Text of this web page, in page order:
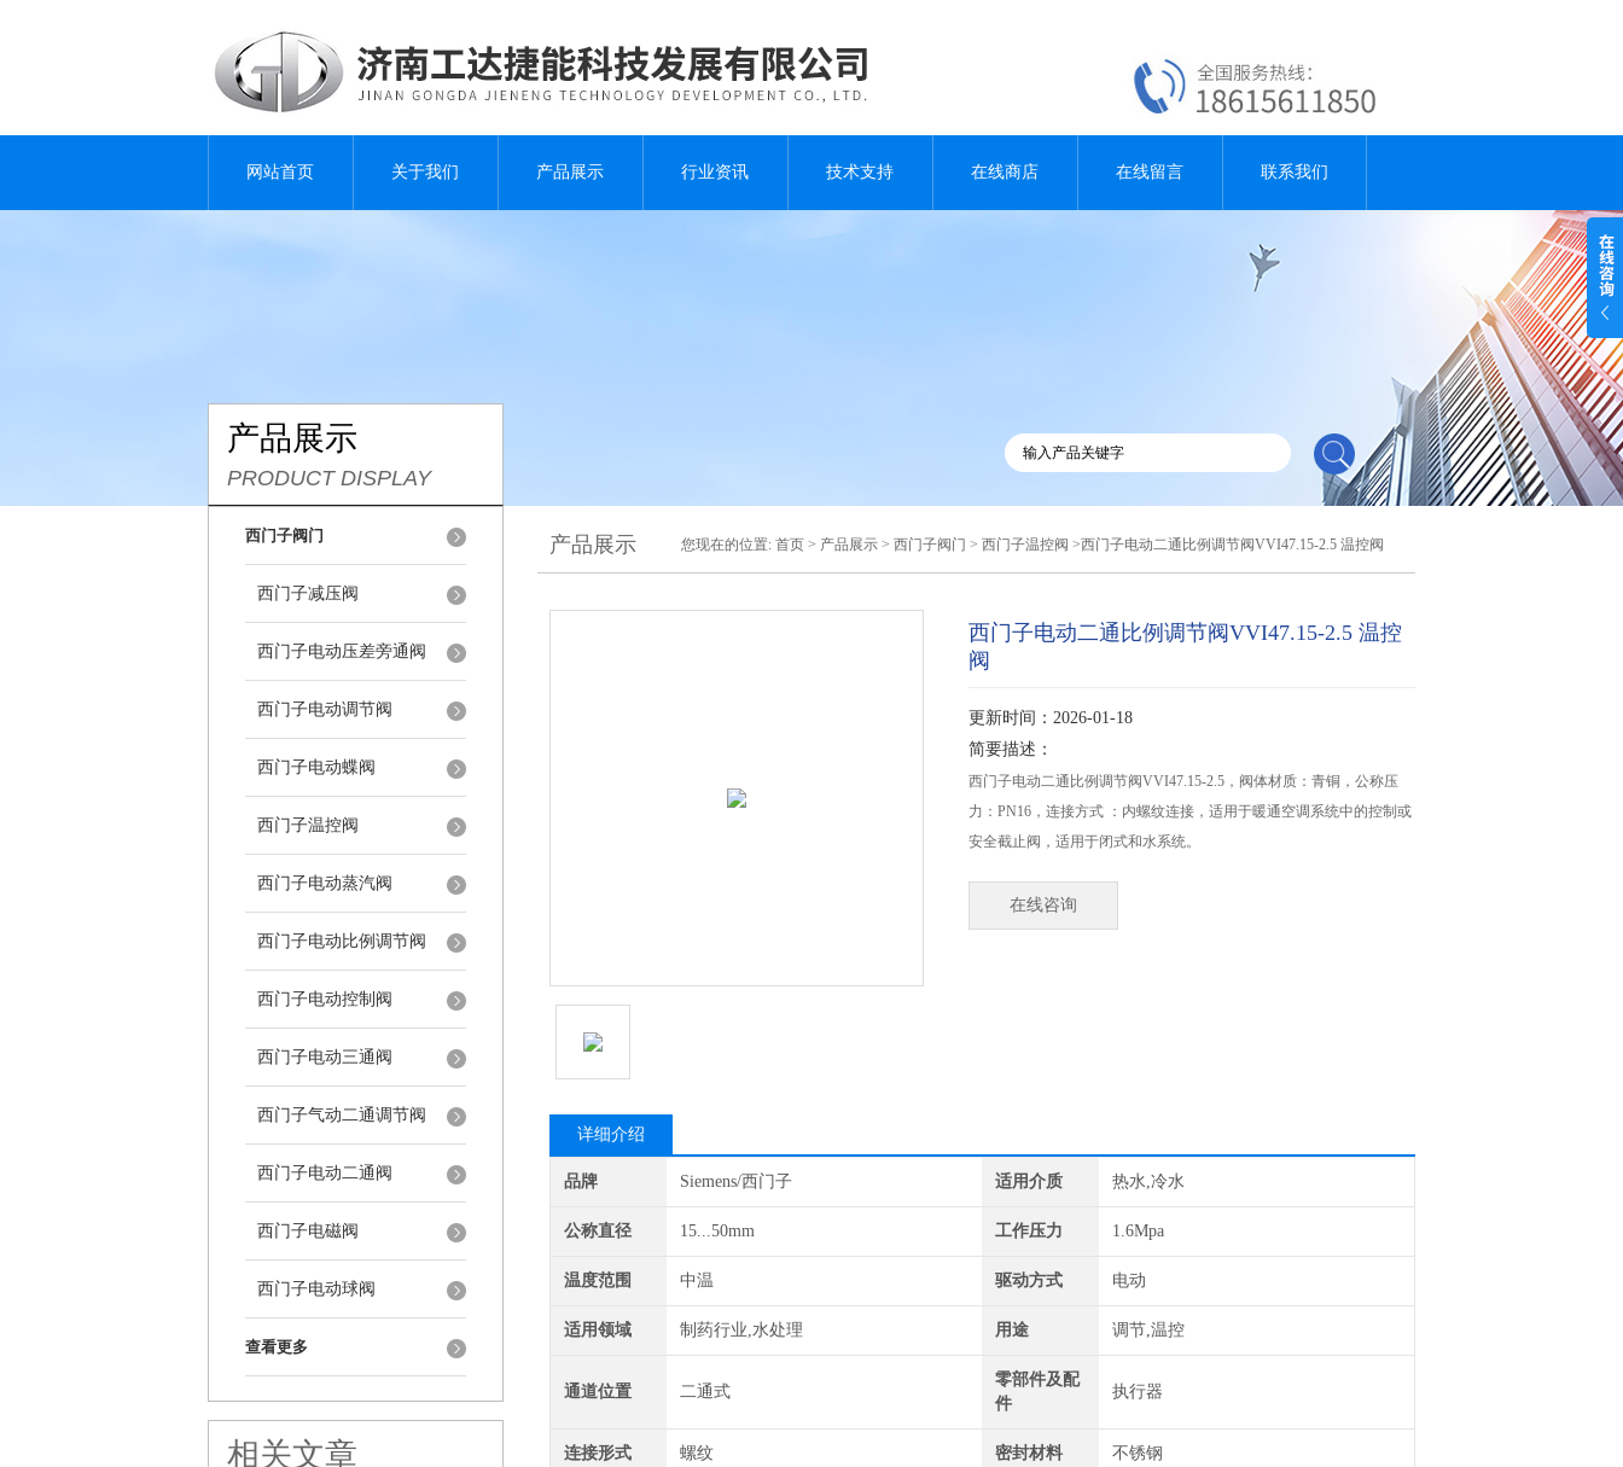
网站首页 关于我们 产品展示 行业资讯 技术支持 在线商店 在线留言 联系我们
产品展示
PRODUCT DISPLAY
西门子阀门
西门子减压阀
西门子电动压差旁通阀
西门子电动调节阀
西门子电动蝶阀
西门子温控阀
西门子电动蒸汽阀
西门子电动比例调节阀
西门子电动控制阀
西门子电动三通阀
西门子气动二通调节阀
西门子电动二通阀
西门子电磁阀
西门子电动球阀
查看更多
相关文章
产品展示 您现在的位置: 首页 > 产品展示 > 西门子阀门 > 西门子温控阀 >西门子电动二通比例调节阀VVI47.15-2.5 温控阀
西门子电动二通比例调节阀VVI47.15-2.5 温控
阀
更新时间：2026-01-18
简要描述：
西门子电动二通比例调节阀VVI47.15-2.5，阀体材质：青铜，公称压
力：PN16，连接方式 ：内螺纹连接，适用于暖通空调系统中的控制或
安全截止阀，适用于闭式和水系统。
在线咨询
详细介绍
品牌 Siemens/西门子 适用介质 热水,冷水
公称直径 15...50mm 工作压力 1.6Mpa
温度范围 中温 驱动方式 电动
适用领域 制药行业,水处理 用途 调节,温控
通道位置 二通式
零部件及配
件
执行器
连接形式 螺纹 密封材料 不锈钢